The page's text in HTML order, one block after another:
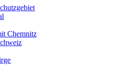
Chemnitz